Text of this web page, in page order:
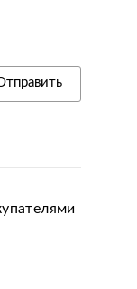
Отправить